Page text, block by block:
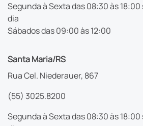
Segunda à Sexta das 08:30 às
dia
Sábados das 09:00 às 12:00
Santa Maria/RS
Rua Cel. Niederauer, 867
(55) 3025.8200
Segunda à Sexta das 08:30 às